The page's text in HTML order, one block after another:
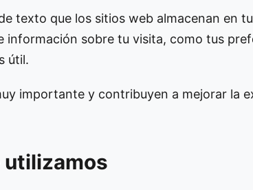
texto que los sitios web almacenan en
información sobre tu visita, como tus
útil.
importante y contribuyen a mejorar la
utilizamos